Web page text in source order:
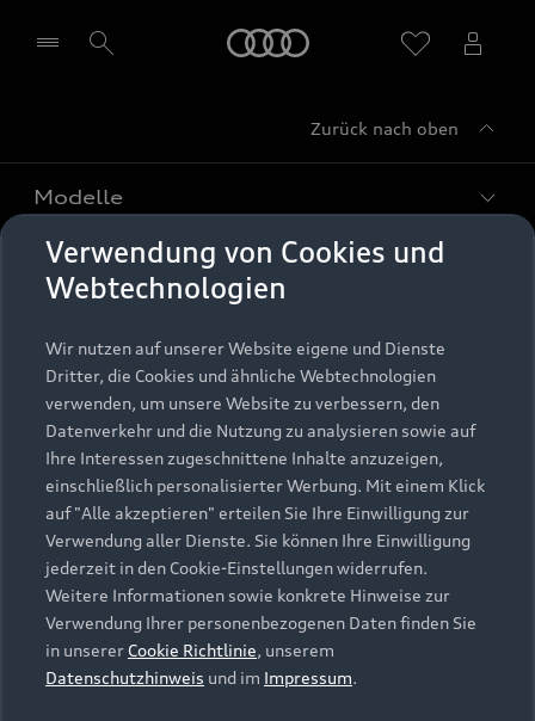
Zurück nach oben
Modelle
Alle Modelle
Elektromodelle
Plug-in-Hybride
Kaufen & leasen
Neuwagensuche
Gebrauchtwagensuche
Gebrauchtwagen
Finanzierung
Aktionen & Angebote
Geschäftskunden
Saisonale Angebote
Audi Services
Garantie
Audi digital services
myAudi
Support
Kundenservice
Händlersuche
Audi Code
Häufige Fragen (FAQ)
Audi Online Beratung
Über Audi
Unternehmen
Karriere
Investor Relations
Presse & Media Center
© 2026 AUDI AG. Alle Rechte vorbehalten
Verwendung von Cookies und
Webtechnologien
Wir nutzen auf unserer Website eigene und Dienste
Dritter, die Cookies und ähnliche Webtechnologien
verwenden, um unsere Website zu verbessern, den
Datenverkehr und die Nutzung zu analysieren sowie auf
Ihre Interessen zugeschnittene Inhalte anzuzeigen,
einschließlich personalisierter Werbung. Mit einem Klick
auf "Alle akzeptieren" erteilen Sie Ihre Einwilligung zur
Verwendung aller Dienste. Sie können Ihre Einwilligung
jederzeit in den Cookie-Einstellungen widerrufen.
Weitere Informationen sowie konkrete Hinweise zur
Verwendung Ihrer personenbezogenen Daten finden Sie
in unserer Cookie Richtlinie, unserem
Datenschutzhinweis und im Impressum.